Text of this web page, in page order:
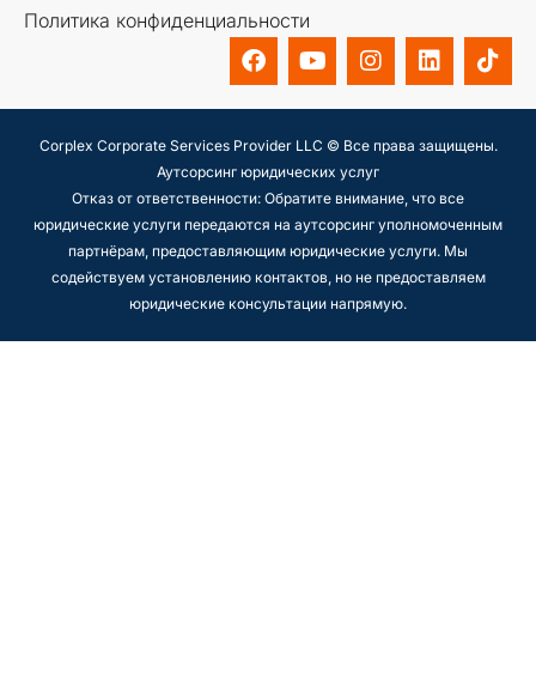
Политика конфиденциальности
Corplex Corporate Services Provider LLC © Все права защищены.
Аутсорсинг юридических услуг
Отказ от ответственности: Обратите внимание, что все
юридические услуги передаются на аутсорсинг уполномоченным
партнёрам, предоставляющим юридические услуги. Мы
содействуем установлению контактов, но не предоставляем
юридические консультации напрямую.